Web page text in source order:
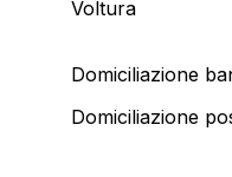
Voltura
Domiciliazione
Domiciliazione